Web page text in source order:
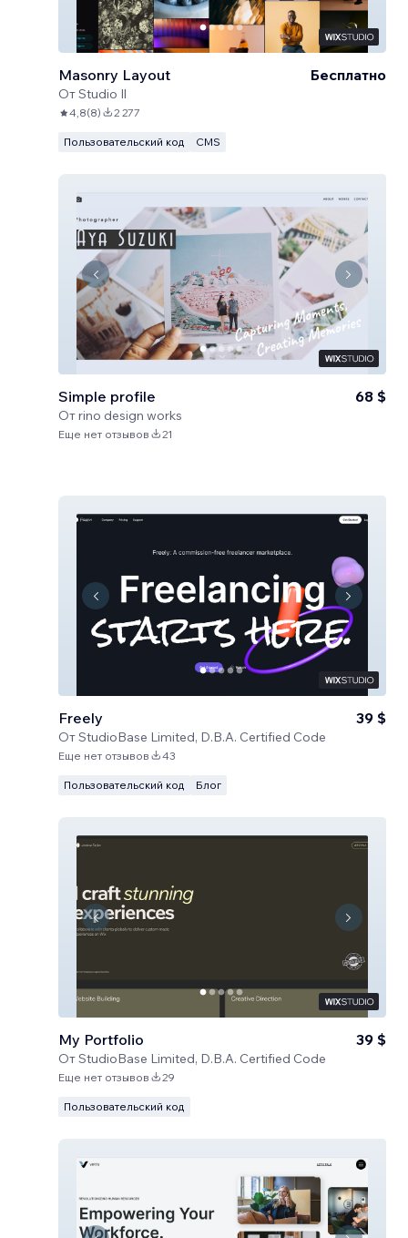
Masonry Layout
ОтStudio Il
Бесплатно
4,8(8) 2 277
Пользовательский код CMS
Simple profile
Отrino design works
68 $
Еще нет отзывов 21
Freely
ОтStudioBase Limited, D.B.A. Certified Code
39 $
Еще нет отзывов 43
Пользовательский код Блог
My Portfolio
ОтStudioBase Limited, D.B.A. Certified Code
39 $
Еще нет отзывов 29
Пользовательский код